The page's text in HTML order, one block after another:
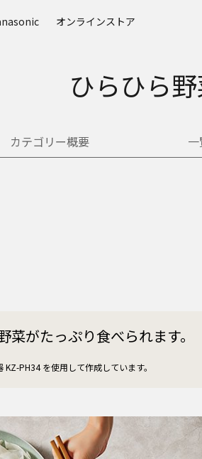
オンラインストア
ひらひら
カテゴリー概要
がたっぷり食べられます。
PH34 を使用して作成しています。